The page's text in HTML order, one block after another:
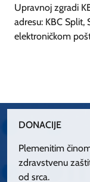
Upravnoj zgradi
adresu: KBC Split,
elektroničkom
DONACIJE
Plemenitim
zdravstvenu
od srca.